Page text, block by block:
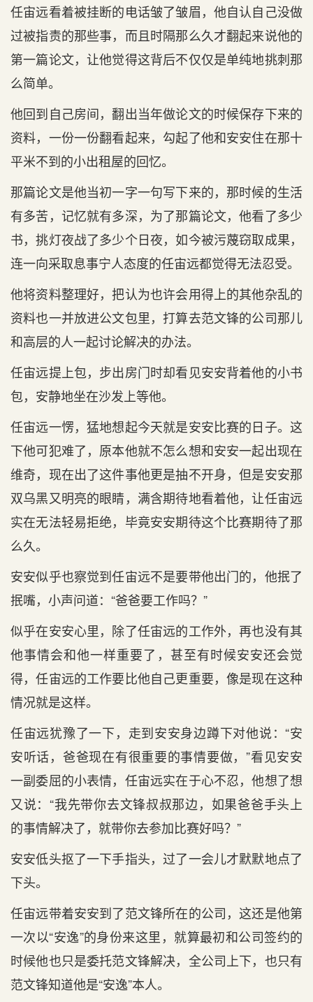
任宙远看着被挂断的电话皱了皱眉，他自认自己没做
过被指责的那些事，而且时隔那么久才翻起来说他的
第一篇论文，让他觉得这背后不仅仅是单纯地挑刺那
么简单。
他回到自己房间，翻出当年做论文的时候保存下来的
资料，一份一份翻看起来，勾起了他和安安住在那十
平米不到的小出租屋的回忆。
那篇论文是他当初一字一句写下来的，那时候的生活
有多苦，记忆就有多深，为了那篇论文，他看了多少
书，挑灯夜战了多少个日夜，如今被污蔑窃取成果，
连一向采取息事宁人态度的任宙远都觉得无法忍受。
他将资料整理好，把认为也许会用得上的其他杂乱的
资料也一并放进公文包里，打算去范文锋的公司那儿
和高层的人一起讨论解决的办法。
任宙远提上包，步出房门时却看见安安背着他的小书
包，安静地坐在沙发上等他。
任宙远一愣，猛地想起今天就是安安比赛的日子。这
下他可犯难了，原本他就不怎么想和安安一起出现在
维奇，现在出了这件事他更是抽不开身，但是安安那
双乌黑又明亮的眼睛，满含期待地看着他，让任宙远
实在无法轻易拒绝，毕竟安安期待这个比赛期待了那
么久。
安安似乎也察觉到任宙远不是要带他出门的，他抿了
抿嘴，小声问道：“爸爸要工作吗？”
似乎在安安心里，除了任宙远的工作外，再也没有其
他事情会和他一样重要了，甚至有时候安安还会觉
得，任宙远的工作要比他自己更重要，像是现在这种
情况就是这样。
任宙远犹豫了一下，走到安安身边蹲下对他说：“安
安听话，爸爸现在有很重要的事情要做，”看见安安
一副委屈的小表情，任宙远实在于心不忍，他想了想
又说：“我先带你去文锋叔叔那边，如果爸爸手头上
的事情解决了，就带你去参加比赛好吗？”
安安低头抠了一下手指头，过了一会儿才默默地点了
下头。
任宙远带着安安到了范文锋所在的公司，这还是他第
一次以“安逸”的身份来这里，就算最初和公司签约的
时候他也只是委托范文锋解决，全公司上下，也只有
范文锋知道他是“安逸”本人。